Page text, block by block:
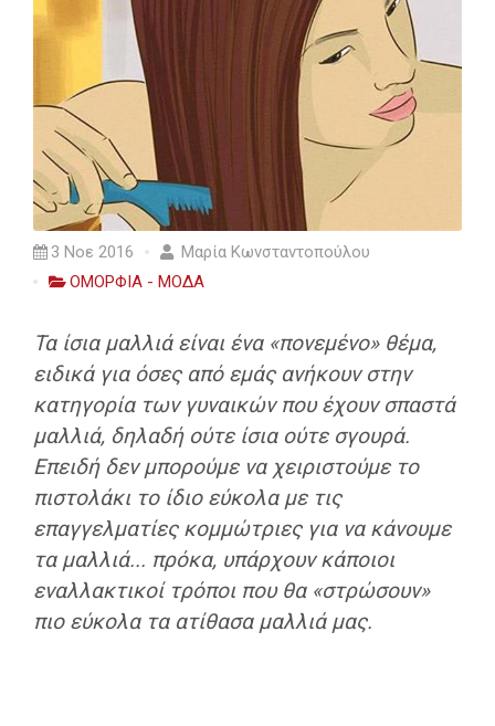
3 Νοε 2016
Μαρία Κωνσταντοπούλου
ΟΜΟΡΦΙΑ - ΜΟΔΑ
Τα ίσια μαλλιά είναι ένα «πονεμένο» θέμα,
ειδικά για όσες από εμάς ανήκουν στην
κατηγορία των γυναικών που έχουν σπαστά
μαλλιά, δηλαδή ούτε ίσια ούτε σγουρά.
Επειδή δεν μπορούμε να χειριστούμε το
πιστολάκι το ίδιο εύκολα με τις
επαγγελματίες κομμώτριες για να κάνουμε
τα μαλλιά... πρόκα, υπάρχουν κάποιοι
εναλλακτικοί τρόποι που θα «στρώσουν»
πιο εύκολα τα ατίθασα μαλλιά μας.